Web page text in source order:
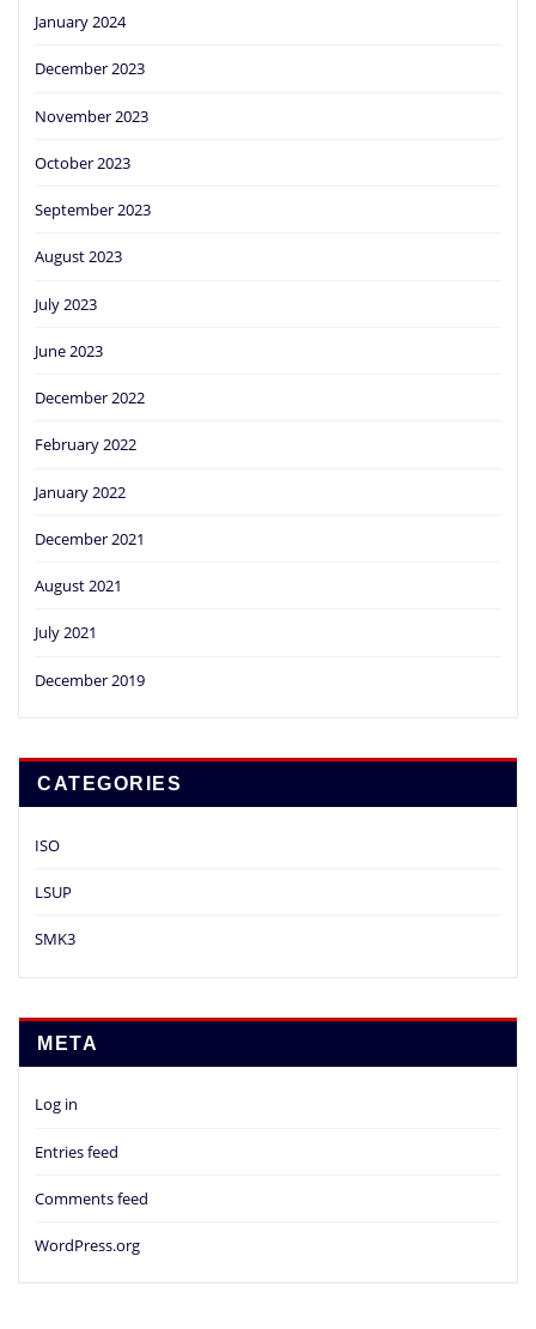
January 2024
December 2023
November 2023
October 2023
September 2023
August 2023
July 2023
June 2023
December 2022
February 2022
January 2022
December 2021
August 2021
July 2021
December 2019
CATEGORIES
ISO
LSUP
SMK3
META
Log in
Entries feed
Comments feed
WordPress.org